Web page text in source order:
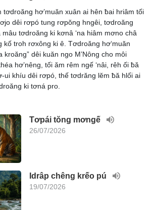
tơdroăng hơ’muăn xuân ai hên ƀai hriâm tối
dêi rơpó tung rơpŏng hngêi, tơdroăng
tơdroăng ki kơnâ ‘na hiâm mơno châ
kố troh rơxông ki ê. Tơdroăng hơ‘muăn
kroăng” dêi kuăn ngo M’Nông cho môi
hơ’nêng, tối ăm rêm ngế ‘nâi, rêh ối ƀă
ui khíu dêi rơpó, thế tơdrăng lĕm ƀă hlối ai
ki tơná pro.
Tơpái tŏng mơngế
26/07/2026
Idrâp chêng krếo pú
19/07/2026